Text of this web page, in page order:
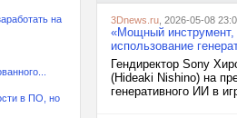
на
в ПО, но
3Dnews.ru , 2026-05-08
«Мощный инструмент,
использование
Гендиректор Sony
(Hideaki Nishino) на
генеративного ИИ в